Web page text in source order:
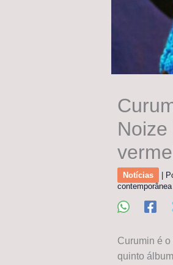
Notícias |
contemporânea
Curumin é
quinto